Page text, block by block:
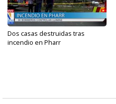
Dos casas destruidas tras
incendio en Pharr